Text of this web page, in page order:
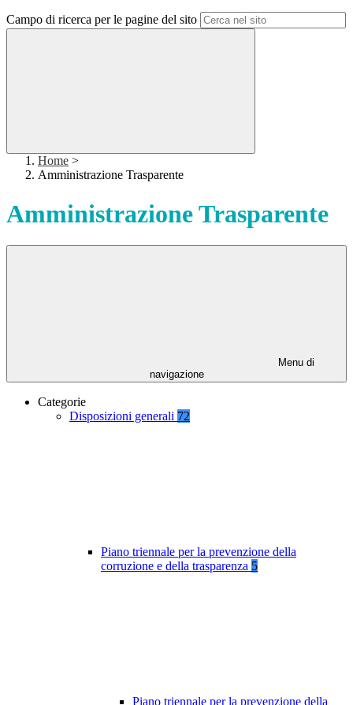
Campo di ricerca per le pagine del sito
Home >
Amministrazione Trasparente
Amministrazione Trasparente
Menu di
navigazione
Categorie
Disposizioni generali 72
Piano triennale per la prevenzione della
corruzione e della trasparenza 5
Piano triennale per la prevenzione della